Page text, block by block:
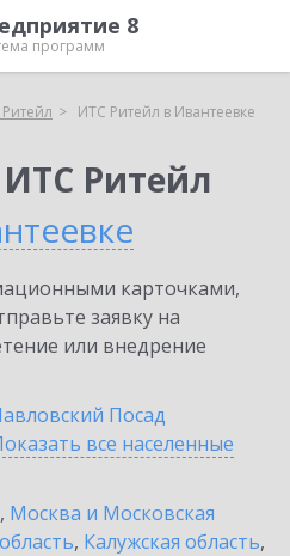
8
программ
ИТС Ритейл в Ивантеевке
Ритейл
карточками,
заявку на
или внедрение
Посад
все населенные
, Москва и Московская
, Калужская область,